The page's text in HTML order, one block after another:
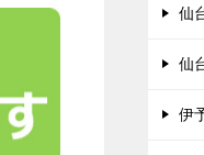
仙
仙
伊